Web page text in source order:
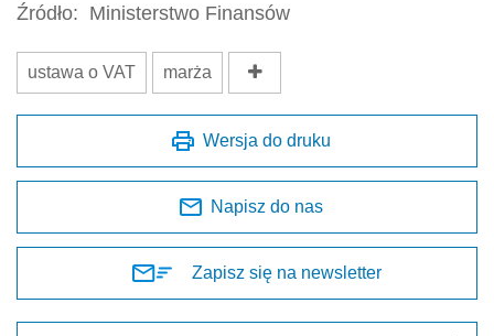
Źródło: Ministerstwo Finansów
ustawa o VAT marża
Wersja do druku
Napisz do nas
Zapisz się na newsletter